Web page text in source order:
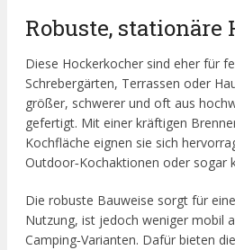
Robuste, stationäre
Diese Hockerkocher sind eher für
Schrebergärten, Terrassen oder
größer, schwerer und oft aus
gefertigt. Mit einer kräftigen
Kochfläche eignen sie sich
Outdoor‑Kochaktionen oder sogar
Die robuste Bauweise sorgt für
Nutzung, ist jedoch weniger mobil
Camping‑Varianten. Dafür bieten